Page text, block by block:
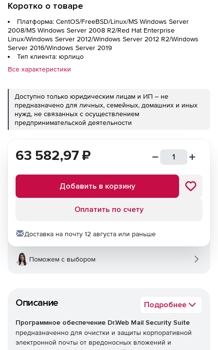
Коротко о товаре
Платформа: CentOS/FreeBSD/Linux/MS Windows Server
2008/MS Windows Server 2008 R2/Red Hat Enterprise
Linux/Windows Server 2012/Windows Server 2012 R2/Windows
Server 2016/Windows Server 2019
Тип клиента: юрлицо
Все характеристики
Доступно только юридическим лицам и ИП – не
предназначено для личных, семейных, домашних и иных
нужд, не связанных с осуществлением
предпринимательской деятельности
Описание Подробнее
Программное обеспечение Dr.Web Mail Security Suite
предназначенно для очистки и защиты корпоративной
электронной почты от вредоносных вложений и
63 582,97 ₽
Добавить в корзину
Оплатить по счету
Доставка на почту 12 августа или раньше
Поможем с выбором